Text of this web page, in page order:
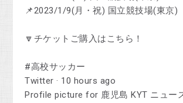
📌2023/1/9(月・祝) 国立競技場(東京)
🔽チケットご購入はこちら！
#高校サッカー
Twitter · 10 hours ago
Profile picture for 鹿児島 KYT ニュー